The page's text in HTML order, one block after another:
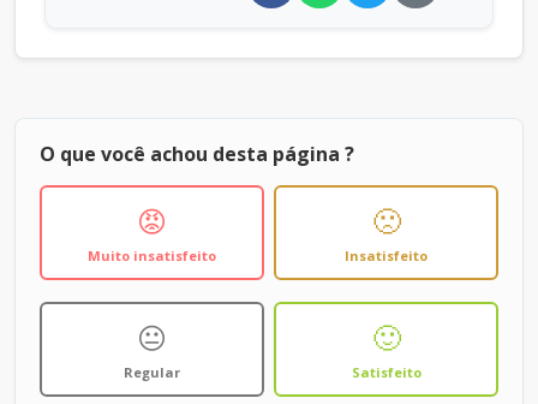
O que você achou desta página ?
😡
Muito insatisfeito
🙁
Insatisfeito
😐
Regular
🙂
Satisfeito